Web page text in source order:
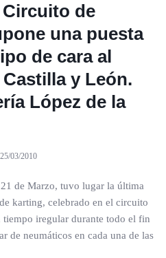
de
una puesta
de cara al
y León.
López de la
25/03/2010
de Marzo, tuvo lugar la última
karting, celebrado en el circuito
tiempo iregular durante todo el fin
de neumáticos en cada una de las